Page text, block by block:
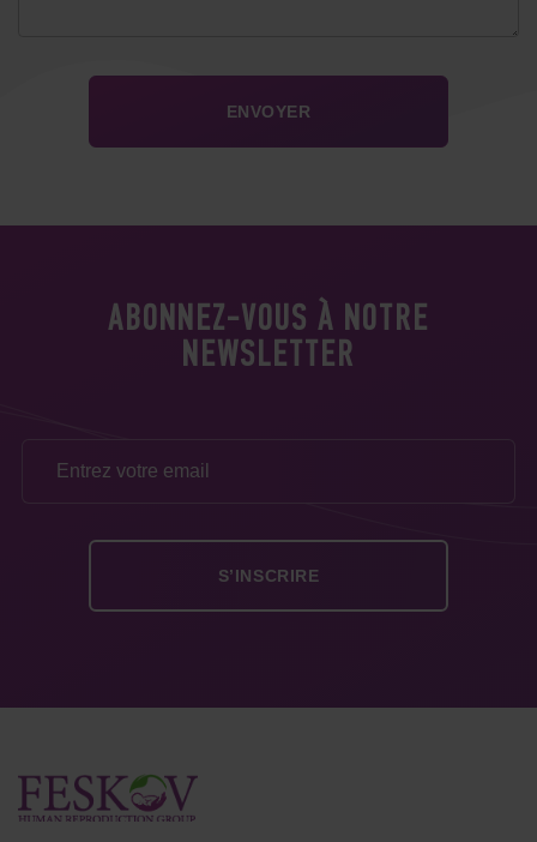
ABONNEZ-VOUS À NOTRE
NEWSLETTER